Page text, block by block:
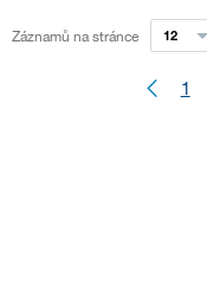
Záznamů na stránce 12
1